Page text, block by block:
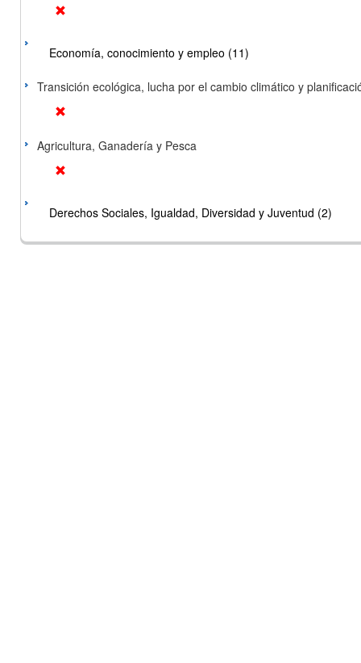
Economía, conocimiento y empleo (11)
Transición ecológica, lucha por el cambio climático y
Agricultura, Ganadería y Pesca
Derechos Sociales, Igualdad, Diversidad y Juventud (2)